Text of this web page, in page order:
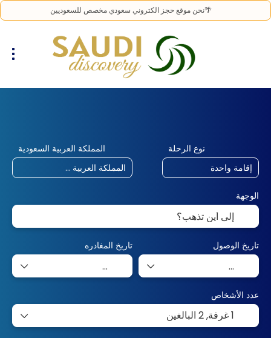
🌴نحن موقع حجز الكتروني سعودي مخصص للسعوديين
نوع الرحلة المملكة العربية السعودية
الوجهة
تاريخ الوصول تاريخ المغادره
عدد الأشخاص
1 غرفة, 2 البالغين